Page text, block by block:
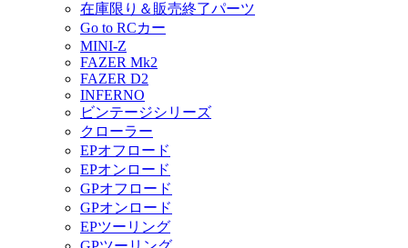
在庫限り＆販売終了パーツ
Go to RCカー
MINI-Z
FAZER Mk2
FAZER D2
INFERNO
ビンテージシリーズ
クローラー
EPオフロード
EPオンロード
GPオフロード
GPオンロード
EPツーリング